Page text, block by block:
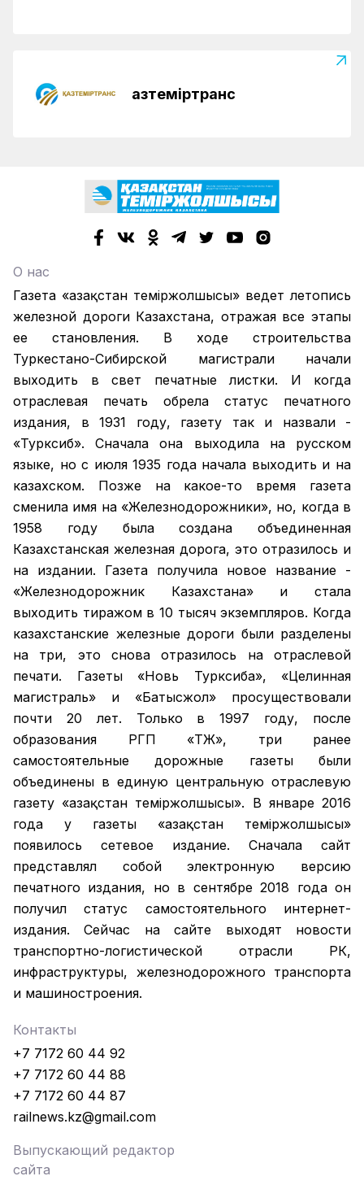
Қазтеміртранс
О нас
Газета «Қазақстан теміржолшысы» ведет летопись
железной дороги Казахстана, отражая все этапы
ее становления. В ходе строительства
Туркестано-Сибирской магистрали начали
выходить в свет печатные листки. И когда
отраслевая печать обрела статус печатного
издания, в 1931 году, газету так и назвали -
«Турксиб». Сначала она выходила на русском
языке, но с июля 1935 года начала выходить и на
казахском. Позже на какое-то время газета
сменила имя на «Железнодорожники», но, когда в
1958 году была создана объединенная
Казахстанская железная дорога, это отразилось и
на издании. Газета получила новое название -
«Железнодорожник Казахстана» и стала
выходить тиражом в 10 тысяч экземпляров. Когда
казахстанские железные дороги были разделены
на три, это снова отразилось на отраслевой
печати. Газеты «Новь Турксиба», «Целинная
магистраль» и «Батысжол» просуществовали
почти 20 лет. Только в 1997 году, после
образования РГП «ҚТЖ», три ранее
самостоятельные дорожные газеты были
объединены в единую центральную отраслевую
газету «Қазақстан темiржолшысы». В январе 2016
года у газеты «Қазақстан теміржолшысы»
появилось сетевое издание. Сначала сайт
представлял собой электронную версию
печатного издания, но в сентябре 2018 года он
получил статус самостоятельного интернет-
издания. Сейчас на сайте выходят новости
транспортно-логистической отрасли РК,
инфраструктуры, железнодорожного транспорта
и машиностроения.
Контакты
+7 7172 60 44 92
+7 7172 60 44 88
+7 7172 60 44 87
railnews.kz@gmail.com
Выпускающий редактор
сайта